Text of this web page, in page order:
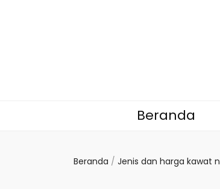
Beranda
Beranda / Jenis dan harga kawat